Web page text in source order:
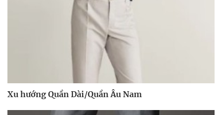
Xu hướng Quần Dài/Quần Âu Nam